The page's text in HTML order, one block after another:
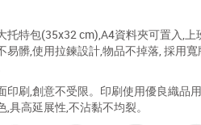
托特包(35x32 cm),A4資料夾可置入,上
易髒,使用拉鍊設計,物品不掉落, 採用
印刷,創意不受限。印刷使用優良織品
具高延展性,不沾黏不均裂。